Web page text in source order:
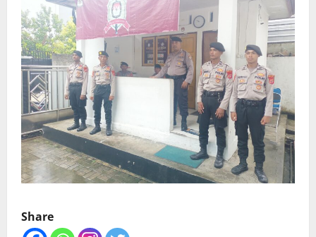
Share